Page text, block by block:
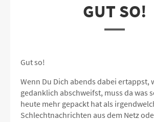
GUT SO!
Gut so!
Wenn Du Dich abends dabei ertappst,
gedanklich abschweifst, muss da was
heute mehr gepackt hat als
Schlechtnachrichten aus dem Netz